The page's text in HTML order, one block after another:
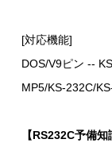
[対応機能]
DOS/V9ピン --
MP5/KS-232C/
【RS232C予備知